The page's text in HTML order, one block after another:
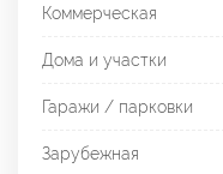
Коммерческая
Дома и участки
Гаражи / парковки
Зарубежная